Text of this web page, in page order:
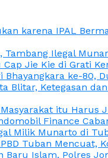
karena IPAL
Ilegal
Jie Kie di Grati
ke-80,
Blitar, Ketegasan
Masyarakat itu
Finance
Milik Munarto di
Tuban Mencuat,
Islam, Polres